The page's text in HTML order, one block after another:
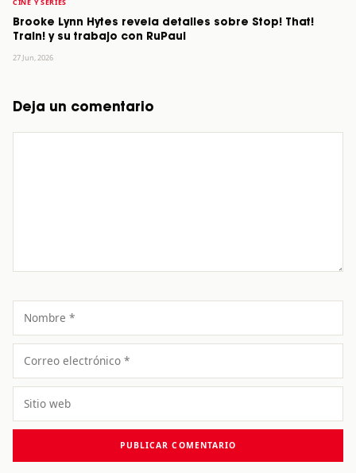
CINE Y SERIES
Brooke Lynn Hytes revela detalles sobre Stop! That!
Train! y su trabajo con RuPaul
27 Jun, 2026
Deja un comentario
Nombre
Correo
electrónico
Sitio
web